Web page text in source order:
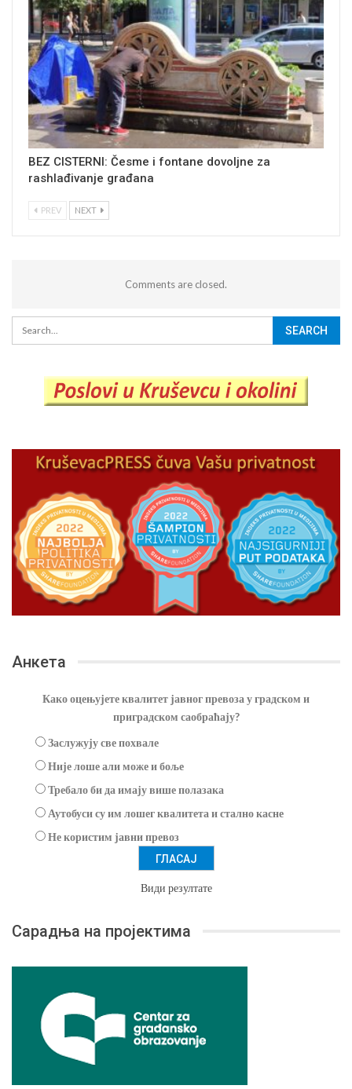
BEZ CISTERNI: Česme i fontane dovoljne za
rashlađivanje građana
PREV NEXT
Comments are closed.
Анкета
Како оцењујете квалитет јавног превоза у градском и
приградском саобраћају?
Заслужују све похвале
Није лоше али може и боље
Требало би да имају више полазака
Аутобуси су им лошег квалитета и стално касне
Не користим јавни превоз
Види резултате
Сарадња на пројектима